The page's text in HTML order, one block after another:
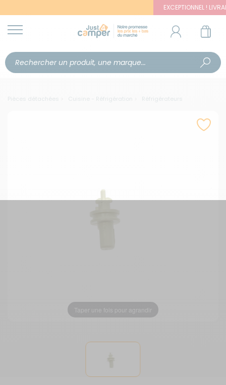
EXCEPTIONNEL !
Pièces détachées Cuisine - Réfrigération Réfrigérateurs
Taper une fois pour agrandir